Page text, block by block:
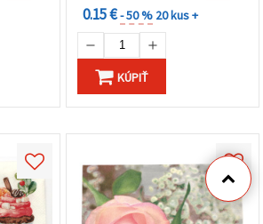
0.15 €- 50 % 20 kus +
KÚPIŤ